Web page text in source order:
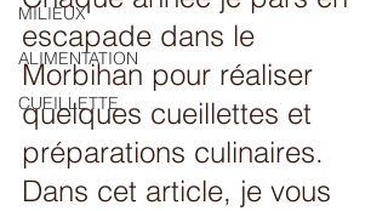
MILIEUX
ALIMENTATION
CUEILLETTE
escapade dans le
Morbihan pour réaliser
quelques cueillettes et
préparations culinaires.
Dans cet article, je vous